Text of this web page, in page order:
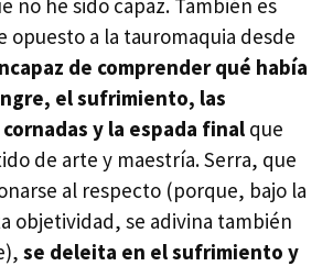
no he sido capaz. También es
opuesto a la tauromaquia desde
de comprender qué había
el sufrimiento, las
y la espada final que
de arte y maestría. Serra, que
al respecto (porque, bajo la
objetividad, se adivina también
se deleita en el sufrimiento y